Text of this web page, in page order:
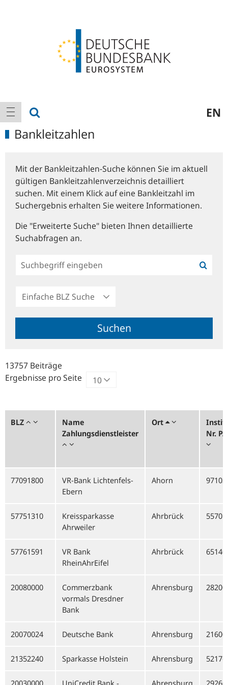
Hauptnavigation
Navigation anzeigen EN
Bankleitzahlen
Mit der Bankleitzahlen-Suche können Sie im aktuell
gültigen Bankleitzahlenverzeichnis detailliert
suchen. Mit einem Klick auf eine Bankleitzahl im
Suchergebnis erhalten Sie weitere Informationen.
Die "Erweiterte Suche" bieten Ihnen detaillierte
Suchabfragen an.
Einfache
Suche
Suchen
13757 Beiträge
Ergebnisse pro Seite
BLZ
Name
Zahlungsdienstleister
Ort
Nr.
77091800
VR-Bank Lichtenfels-
Ebern
Ahorn 97103
57751310
Kreissparkasse
Ahrweiler
Ahrbrück 55701
57761591
VR Bank
RheinAhrEifel
Ahrbrück 65140
20080000
Commerzbank
vormals Dresdner
Bank
Ahrensburg 28200
20070024 Deutsche Bank Ahrensburg 21600
21352240 Sparkasse Holstein Ahrensburg 52176
20030000 UniCredit Bank - Ahrensburg 29260